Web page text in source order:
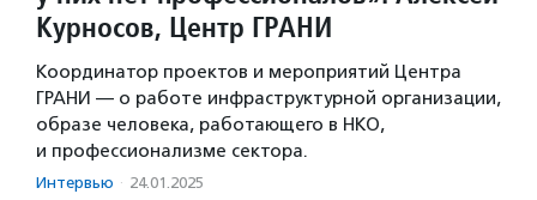
Курносов, Центр ГРАНИ
Координатор проектов и мероприятий Центра
ГРАНИ — о работе инфраструктурной организации,
образе человека, работающего в НКО,
и профессионализме сектора.
Интервью · 24.01.2025